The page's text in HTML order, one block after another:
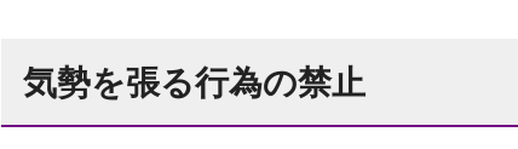
気勢を張る行為の禁止